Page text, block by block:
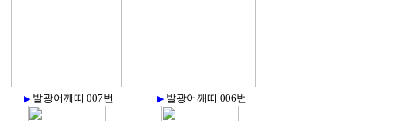
▶발광어깨띠 007번 ▶발광어깨띠 006번